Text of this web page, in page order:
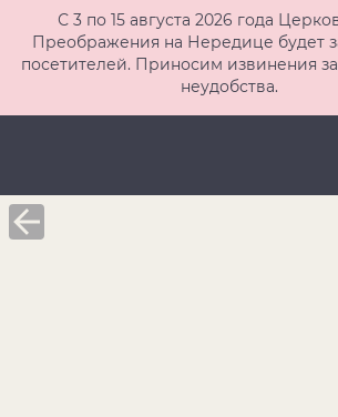
С 3 по 15 августа 2026 года
Преображения на Нередице будет
посетителей. Приносим извинения
неудобства.